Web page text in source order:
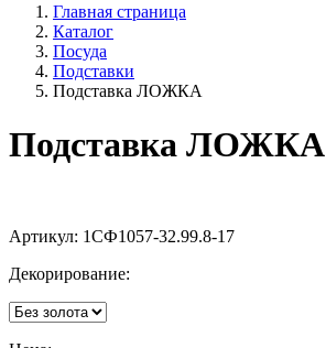
Главная страница
Каталог
Посуда
Подставки
Подставка ЛОЖКА
Подставка ЛОЖКА
Артикул: 1СФ1057-32.99.8-17
Декорирование: